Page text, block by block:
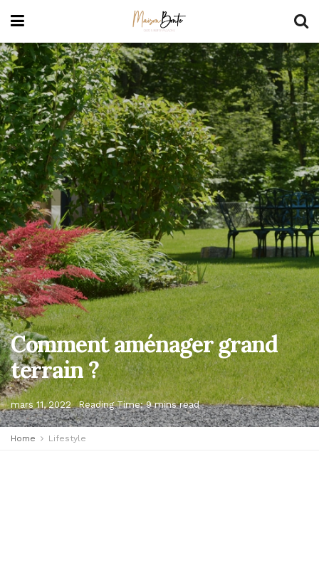
Comment aménager grand
terrain ?
mars 11, 2022 Reading Time: 9 mins read
Home Lifestyle